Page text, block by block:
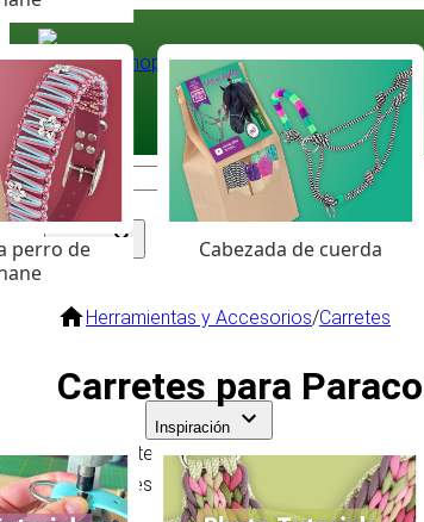
Paracord
Coloured Cord Paradise
Surtido
perro de
Cabezada de cuerda
Inspiración
Herramientas y Accesorios/Carretes
Carretes para
Los carretes paraparacord, cuerda,
Disponibles en diferentes tamaños,